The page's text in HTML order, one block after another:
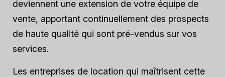
deviennent une extension de votre équipe de
vente, apportant continuellement des prospects
de haute qualité qui sont pré-vendus sur vos
services.
Les entreprises de location qui maîtrisent cette